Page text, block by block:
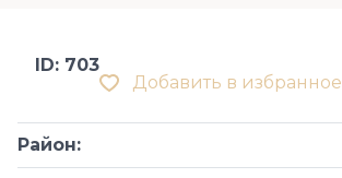
Добавить в избранное
ID: 703
Район: